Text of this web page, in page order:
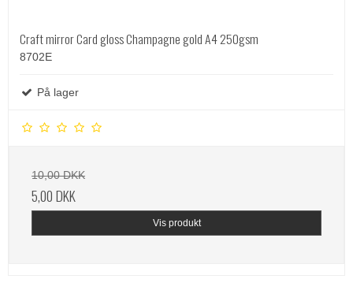
Craft mirror Card gloss Champagne gold A4 250gsm
8702E
På lager
10,00 DKK
5,00 DKK
Vis produkt